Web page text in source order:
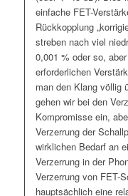
einfache FET-
Rückkopplung
streben nach viel
0,001 % oder so,
erforderlichen
man den Klang völlig
gehen wir bei den
Kompromisse ein,
Verzerrung der
wirklichen Bedarf an
Verzerrung in der
Verzerrung von FET-
hauptsächlich eine